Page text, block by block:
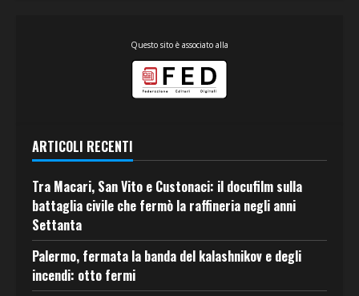
Questo sito è associato alla
ARTICOLI RECENTI
Tra Macari, San Vito e Custonaci: il docufilm sulla
battaglia civile che fermò la raffineria negli anni
Settanta
Palermo, fermata la banda del kalashnikov e degli
incendi: otto fermi